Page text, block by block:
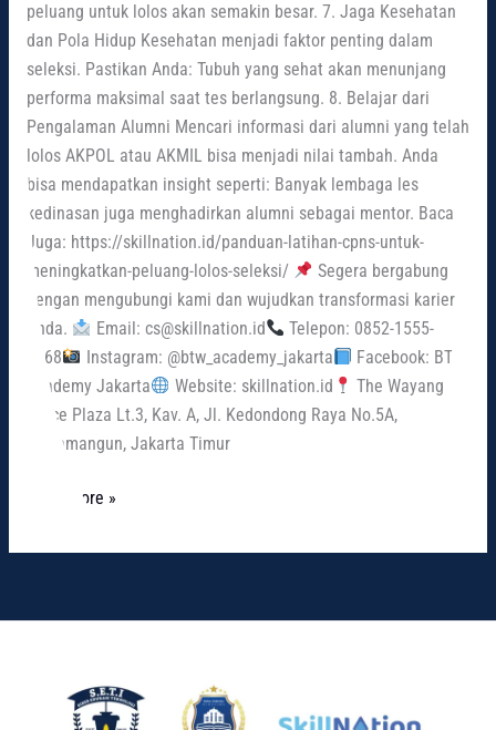
peluang untuk lolos akan semakin besar. 7. Jaga Kesehatan
dan Pola Hidup Kesehatan menjadi faktor penting dalam
seleksi. Pastikan Anda: Tubuh yang sehat akan menunjang
performa maksimal saat tes berlangsung. 8. Belajar dari
Pengalaman Alumni Mencari informasi dari alumni yang telah
lolos AKPOL atau AKMIL bisa menjadi nilai tambah. Anda
bisa mendapatkan insight seperti: Banyak lembaga les
kedinasan juga menghadirkan alumni sebagai mentor. Baca
Juga: https://skillnation.id/panduan-latihan-cpns-untuk-
meningkatkan-peluang-lolos-seleksi/
Segera bergabung
dengan mengubungi kami dan wujudkan transformasi karier
Anda.
Email: cs@skillnation.id
Telepon: 0852-1555-
6668
Instagram: @btw_academy_jakarta
Facebook: BTW
Academy Jakarta
Website: skillnation.id
The Wayang
Office Plaza Lt.3, Kav. A, Jl. Kedondong Raya No.5A,
Rawamangun, Jakarta Timur
Read More »